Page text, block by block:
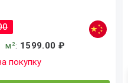
м²: 1599.00 ₽
покупку